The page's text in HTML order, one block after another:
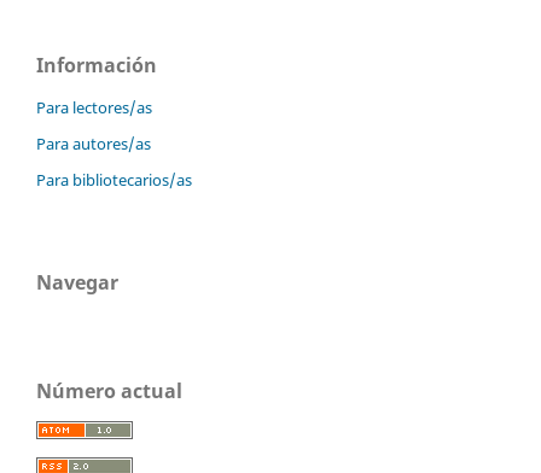
Información
Para lectores/as
Para autores/as
Para bibliotecarios/as
Navegar
Número actual